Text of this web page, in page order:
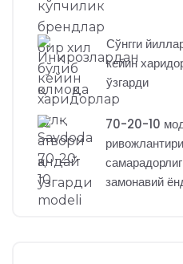
Сўнгги
кейин
ўзгарди
70-20-10
замонавий